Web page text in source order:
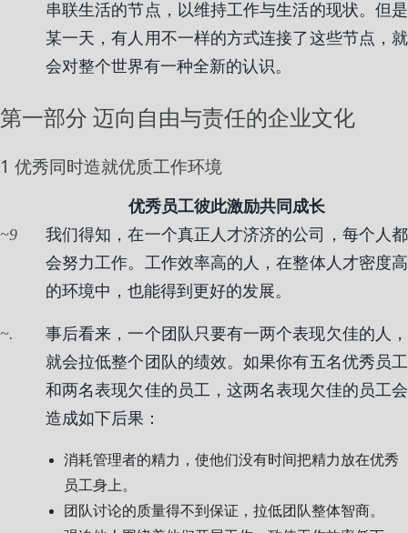
串联生活的节点，以维持工作与生活的现状。但是
某一天，有人用不一样的方式连接了这些节点，就
会对整个世界有一种全新的认识。
第一部分 迈向自由与责任的企业文化
1 优秀同时造就优质工作环境
优秀员工彼此激励共同成长
9
我们得知，在一个真正人才济济的公司，每个人都
会努力工作。工作效率高的人，在整体人才密度高
的环境中，也能得到更好的发展。
.
事后看来，一个团队只要有一两个表现欠佳的人，
就会拉低整个团队的绩效。如果你有五名优秀员工
和两名表现欠佳的员工，这两名表现欠佳的员工会
造成如下后果：
消耗管理者的精力，使他们没有时间把精力放在优秀
员工身上。
团队讨论的质量得不到保证，拉低团队整体智商。